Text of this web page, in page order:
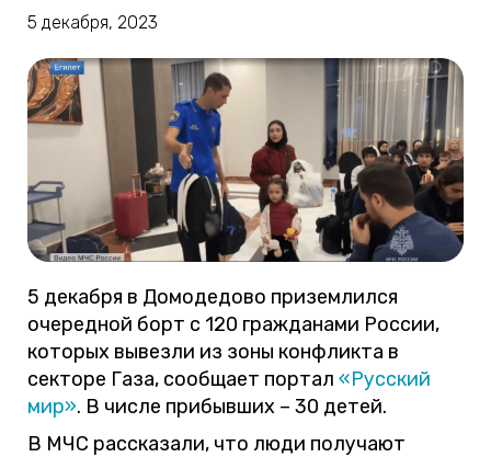
5 декабря, 2023
5 декабря в Домодедово приземлился
очередной борт с 120 гражданами России,
которых вывезли из зоны конфликта в
секторе Газа, сообщает портал «Русский
мир». В числе прибывших – 30 детей.
В МЧС рассказали, что люди получают